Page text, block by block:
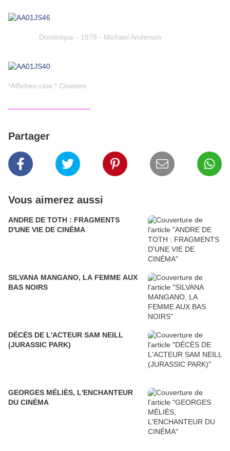
Dominique - 1978 - Michael Anderson
*Affiches-cine * Cinetom
Partager
Vous aimerez aussi
ANDRE DE TOTH : FRAGMENTS
D'UNE VIE DE CINÉMA
SILVANA MANGANO, LA FEMME AUX
BAS NOIRS
DÉCÈS DE L'ACTEUR SAM NEILL
(JURASSIC PARK)
GEORGES MÉLIÈS, L'ENCHANTEUR
DU CINÉMA